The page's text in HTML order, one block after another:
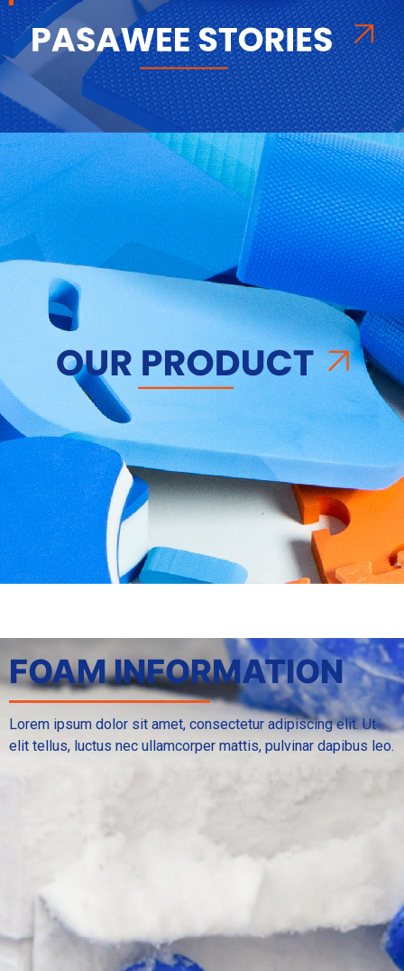
FOAM INFORMATION
Lorem ipsum dolor sit amet, consectetur adipiscing elit. Ut
elit tellus, luctus nec ullamcorper mattis, pulvinar dapibus leo.